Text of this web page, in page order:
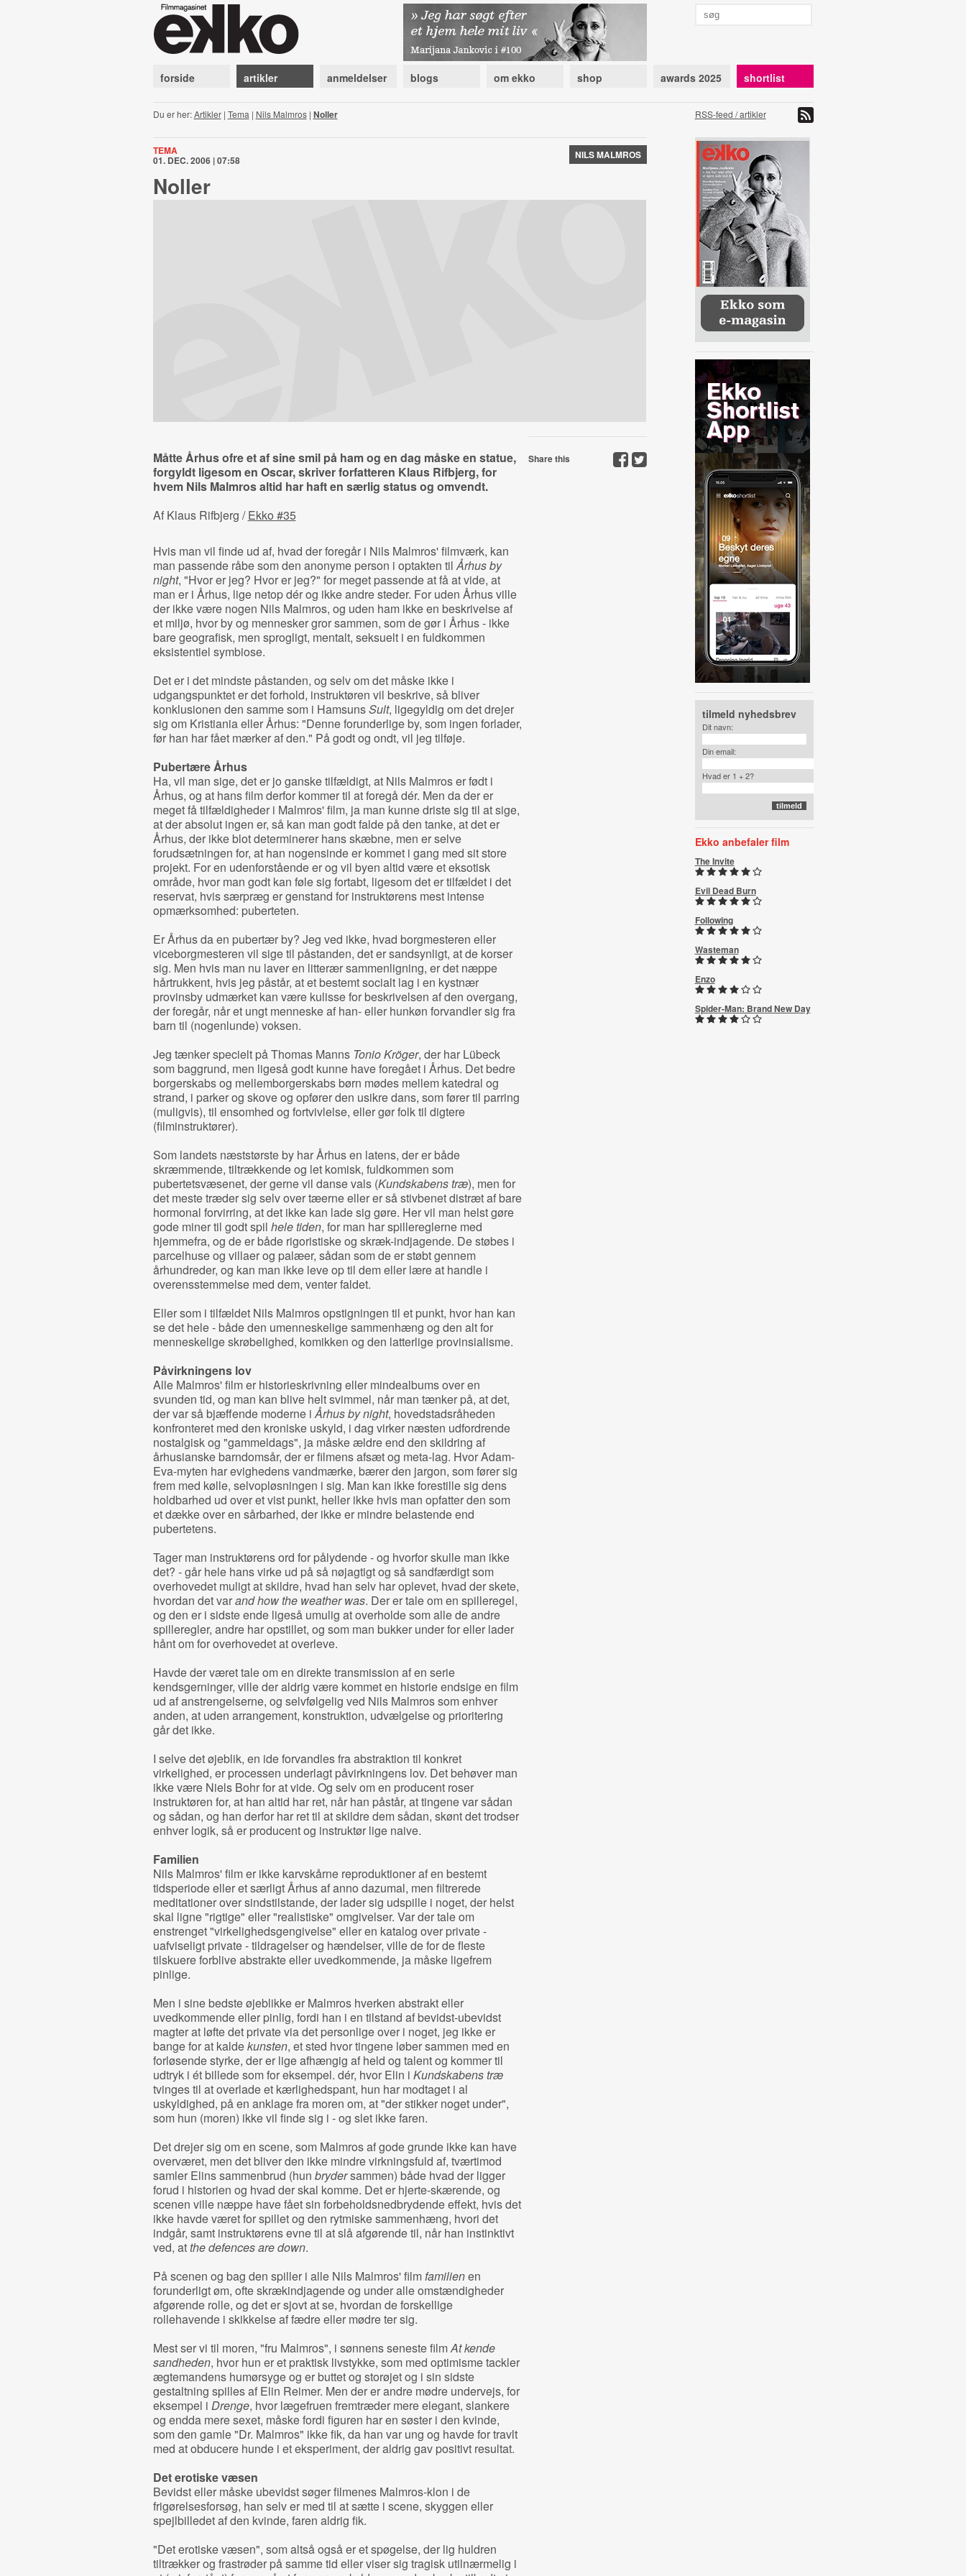
forside artikler anmeldelser blogs om ekko shop awards 2025 shortlist
Du er her:Artikler| Tema | Nils Malmros| Noller RSS-feed / artikler
NILS MALMROS
TEMA
01. DEC. 2006 | 07:58
Noller
Måtte Århus ofre et af sine smil på ham og en dag måske en statue,
forgyldt ligesom en Oscar, skriver forfatteren Klaus Rifbjerg, for
hvem Nils Malmros altid har haft en særlig status og omvendt.
Af Klaus Rifbjerg /Ekko #35
Hvis man vil finde ud af, hvad der foregår i Nils Malmros' filmværk, kan
man passende råbe som den anonyme person i optakten tilÅrhus by
night, "Hvor er jeg? Hvor er jeg?" for meget passende at få at vide, at
man er i Århus, lige netop dér og ikke andre steder. For uden Århus ville
der ikke være nogen Nils Malmros, og uden ham ikke en beskrivelse af
et miljø, hvor by og mennesker gror sammen, som de gør i Århus - ikke
bare geografisk, men sprogligt, mentalt, seksuelt i en fuldkommen
eksistentiel symbiose.
Det er i det mindste påstanden, og selv om det måske ikke i
udgangspunktet er det forhold, instruktøren vil beskrive, så bliver
konklusionen den samme som i HamsunsSult, ligegyldig om det drejer
sig om Kristiania eller Århus: "Denne forunderlige by, som ingen forlader,
før han har fået mærker af den." På godt og ondt, vil jeg tilføje.
Pubertære Århus
Ha, vil man sige, det er jo ganske tilfældigt, at Nils Malmros er født i
Århus, og at hans film derfor kommer til at foregå dér. Men da der er
meget få tilfældigheder i Malmros' film, ja man kunne driste sig til at sige,
at der absolut ingen er, så kan man godt falde på den tanke, at det er
Århus, der ikke blot determinerer hans skæbne, men er selve
forudsætningen for, at han nogensinde er kommet i gang med sit store
projekt. For en udenforstående er og vil byen altid være et eksotisk
område, hvor man godt kan føle sig fortabt, ligesom det er tilfældet i det
reservat, hvis særpræg er genstand for instruktørens mest intense
opmærksomhed: puberteten.
Er Århus da en pubertær by? Jeg ved ikke, hvad borgmesteren eller
viceborgmesteren vil sige til påstanden, det er sandsynligt, at de korser
sig. Men hvis man nu laver en litterær sammenligning, er det næppe
hårtrukkent, hvis jeg påstår, at et bestemt socialt lag i en kystnær
provinsby udmærket kan være kulisse for beskrivelsen af den overgang,
der foregår, når et ungt menneske af han- eller hunkøn forvandler sig fra
barn til (nogenlunde) voksen.
Jeg tænker specielt på Thomas Manns Tonio Kröger, der har Lübeck
som baggrund, men ligeså godt kunne have foregået i Århus. Det bedre
borgerskabs og mellemborgerskabs børn mødes mellem katedral og
strand, i parker og skove og opfører den usikre dans, som fører til parring
(muligvis), til ensomhed og fortvivlelse, eller gør folk til digtere
(filminstruktører).
Som landets næststørste by har Århus en latens, der er både
skræmmende, tiltrækkende og let komisk, fuldkommen som
pubertetsvæsenet, der gerne vil danse vals (Kundskabens træ), men for
det meste træder sig selv over tæerne eller er så stivbenet distræt af bare
hormonal forvirring, at det ikke kan lade sig gøre. Her vil man helst gøre
gode miner til godt spil hele tiden, for man har spillereglerne med
hjemmefra, og de er både rigoristiske og skræk-indjagende. De støbes i
parcelhuse og villaer og palæer, sådan som de er støbt gennem
århundreder, og kan man ikke leve op til dem eller lære at handle i
overensstemmelse med dem, venter faldet.
Eller som i tilfældet Nils Malmros opstigningen til et punkt, hvor han kan
se det hele - både den umenneskelige sammenhæng og den alt for
menneskelige skrøbelighed, komikken og den latterlige provinsialisme.
Påvirkningens lov
Alle Malmros' film er historieskrivning eller minde­albums over en
svunden tid, og man kan blive helt svimmel, når man tænker på, at det,
der var så bjæffende moderne iÅrhus by night, hovedstadsråheden
konfronteret med den kroniske uskyld, i dag virker næsten udfordrende
nostalgisk og "gammeldags", ja måske ældre end den skildring af
århusianske barndomsår, der er filmens afsæt og meta-lag. Hvor Adam-
Eva-­myten har evighedens vandmærke, bærer den jargon, som fører sig
frem med kølle, selvopløsningen i sig. Man kan ikke forestille sig dens
holdbarhed ud over et vist punkt, heller ikke hvis man opfatter den som
et dække over en sårbarhed, der ikke er mindre belastende end
pubertetens.
Tager man instruktørens ord for pålydende - og hvorfor skulle man ikke
det? - går hele hans virke ud på så nøjagtigt og så sandfærdigt som
overhovedet muligt at skildre, hvad han selv har oplevet, hvad der skete,
hvordan det varand how the weather was. Der er tale om en spilleregel,
og den er i sidste ende ligeså umulig at overholde som alle de andre
spilleregler, andre har opstillet, og som man bukker under for eller lader
hånt om for overhovedet at overleve.
Havde der været tale om en direkte transmission af en serie
kendsgerninger, ville der aldrig være kommet en historie endsige en film
ud af anstrengelserne, og selvfølgelig ved Nils Malmros som enhver
anden, at uden arrangement, konstruktion, udvælgelse og prioritering
går det ikke.
I selve det øjeblik, en ide forvandles fra abstraktion til konkret
virkelighed, er processen underlagt påvirkningens lov. Det behøver man
ikke være Niels Bohr for at vide. Og selv om en producent roser
instruktøren for, at han altid har ret, når han påstår, at tingene var sådan
og sådan, og han derfor har ret til at skildre dem sådan, skønt det trodser
enhver logik, så er producent og instruktør lige naive.
Familien
Nils Malmros' film er ikke karvskårne reproduktioner af en bestemt
tidsperiode eller et særligt Århus af anno dazumal, men filtrerede
meditationer over sindstilstande, der lader sig udspille i noget, der helst
skal ligne "rigtige" eller "realistiske" omgivelser. Var der tale om
enstrenget "virkelighedsgengivelse" eller en katalog over private -
uafviseligt private - tildragelser og hændelser, ville de for de fleste
tilskuere forblive abstrakte eller uvedkommende, ja måske ligefrem
pinlige.
Men i sine bedste øjeblikke er Malmros hverken abstrakt eller
uvedkommende eller pinlig, fordi han i en tilstand af bevidst-ubevidst
magter at løfte det private via det personlige over i noget, jeg ikke er
bange for at kaldekunsten, et sted hvor tingene løber sammen med en
forløsende styrke, der er lige afhængig af held og talent og kommer til
udtryk i ét billede som for eksempel. dér, hvor Elin i Kundskabens træ
tvinges til at overlade et kærlighedspant, hun har modtaget i al
uskyldighed, på en anklage fra moren om, at "der stikker noget under",
som hun (moren) ikke vil finde sig i - og slet ikke faren.
Det drejer sig om en scene, som Malmros af gode grunde ikke kan have
overværet, men det bliver den ikke mindre virkningsfuld af, tværtimod
samler Elins sammenbrud (hun brydersammen) både hvad der ligger
forud i historien og hvad der skal komme. Det er hjerte-skærende, og
scenen ville næppe have fået sin forbeholdsnedbrydende effekt, hvis det
ikke havde været for spillet og den rytmiske sammenhæng, hvori det
indgår, samt instruktørens evne til at slå afgørende til, når han instinktivt
ved, atthe defences are down.
På scenen og bag den spiller i alle Nils Malmros' filmfamilienen
forunderligt øm, ofte skrækindjagende og under alle omstændigheder
afgørende rolle, og det er sjovt at se, hvordan de forskellige
rollehavende i skikkelse af fædre eller mødre ter sig.
Mest ser vi til moren, "fru Malmros", i sønnens seneste filmAt kende
sandheden, hvor hun er et praktisk livstykke, som med optimisme tackler
ægtemandens humørsyge og er buttet og storøjet og i sin sidste
gestaltning spilles af Elin Reimer. Men der er andre mødre undervejs, for
eksempel i Drenge, hvor lægefruen fremtræder mere elegant, slankere
og endda mere sexet, måske fordi figuren har en søster i den kvinde,
som den gamle "Dr. Malmros" ikke fik, da han var ung og havde for travlt
med at obducere hunde i et eksperiment, der aldrig gav positivt resultat.
Det erotiske væsen
Bevidst eller måske ubevidst søger filmenes Malmros-klon i de
frigørelsesforsøg, han selv er med til at sætte i scene, skyggen eller
spejlbilledet af den kvinde, faren aldrig fik.
"Det erotiske væsen", som altså også er et spøgelse, der lig huldren
tiltrækker og frastrøder på samme tid eller viser sig tragisk utilnærmelig i
Share this
tilmeld nyhedsbrev
Dit navn:
Din email:
Hvad er 1 + 2?
Ekko anbefaler film
The Invite
Evil Dead Burn
Following
Wasteman
Enzo
Spider-Man: Brand New Day